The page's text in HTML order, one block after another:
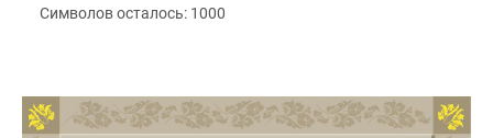
Символов осталось: 1000